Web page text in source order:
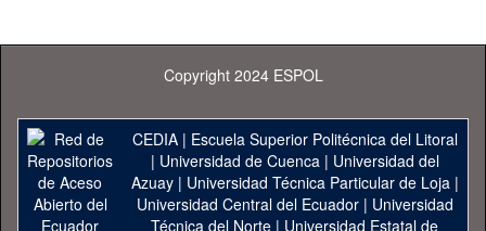
Copyright 2024 ESPOL
CEDIA| Escuela Superior Politécnica del Litoral
| Universidad de Cuenca| Universidad del
Azuay| Universidad Técnica Particular de Loja|
Universidad Central del Ecuador| Universidad
Técnica del Norte | Universidad Estatal de